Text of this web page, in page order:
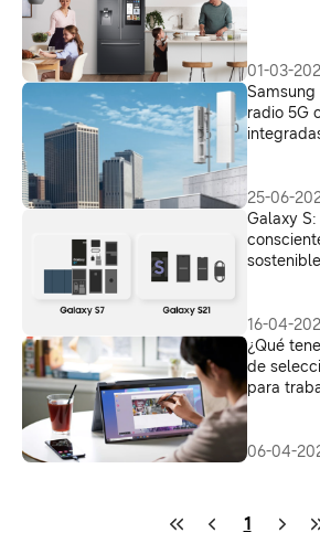
01-03-
radio 5G
25-06-
Galaxy
sostenible
16-04-
¿Qué
de
para
06-04-
1